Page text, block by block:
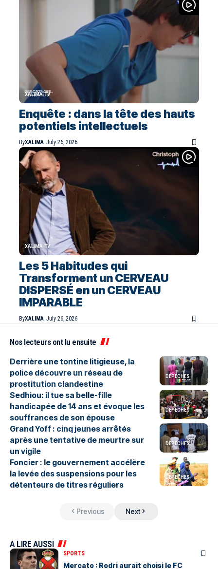
XALIMA TV
Enquête : dans la tête des hauts
potentiels intellectuels
ByXALIMA July 26, 2026
XALIMA TV
Les 5 Habitudes qui
Transforment un CERVEAU
DISPERSÉ en un CERVEAU
IMPARABLE
ByXALIMA July 26, 2026
Nos lecteurs ont lu ensuite
DEPECHES
Derrière une tontine litigieuse, la
police découvre un réseau de
prostitution clandestine
DEPECHES
Sedhiou: il tue sa belle-fille
handicapée de 14 ans et évoque les
souffrances de son épouse
DEPECHES
Grand Yoff : cinq jeunes arrêtés
après une tentative de meurtre sur
un vigile
DEPECHES
Foncier : le gouvernement accélère
la levée des suspensions pour les
détenteurs de titres réguliers
Previous Next
A LIRE AUSSI
SPORTS
Mercato : Rodri aurait choisi le FC